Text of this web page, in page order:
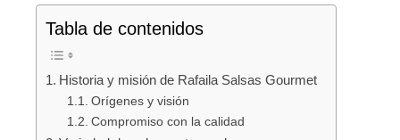
Tabla de contenidos
Historia y misión de Rafaila Salsas Gourmet
Orígenes y visión
Compromiso con la calidad